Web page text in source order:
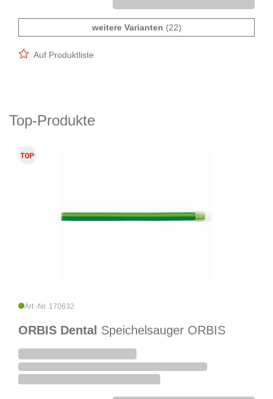
weitere Varianten (22)
Auf Produktliste
Top-Produkte
Art.-Nr. 170632
ORBIS Dental Speichelsauger ORBIS